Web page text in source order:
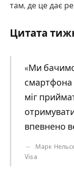
там, де це дає
Цитата
«Ми
смартфона
міг
впевнено
Марк
Visa